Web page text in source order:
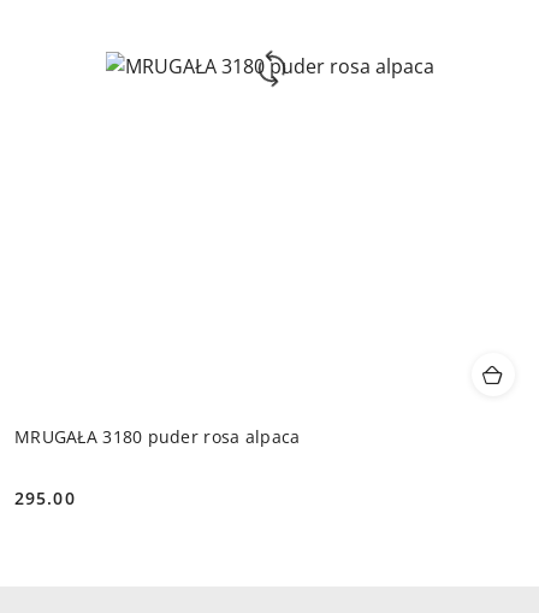
MRUGAŁA 3180 puder rosa alpaca
Cena:
295.00